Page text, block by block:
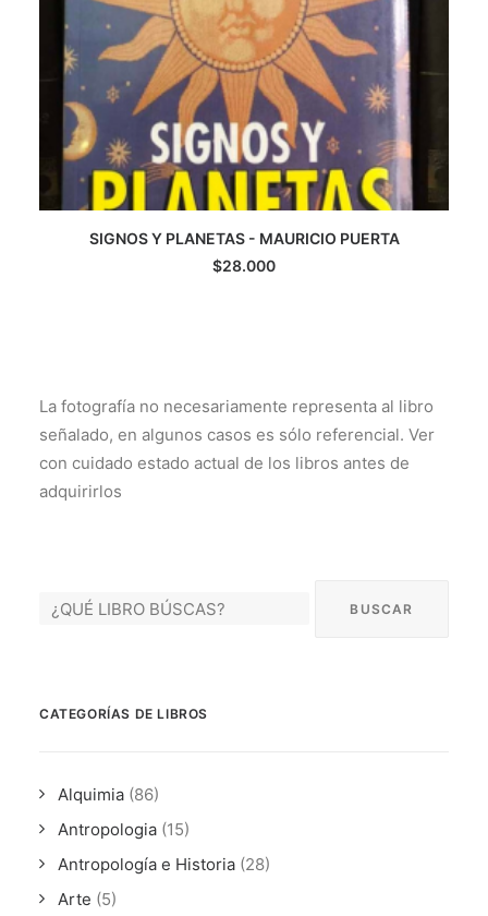
AGREGAR AL CARRITO
SIGNOS Y PLANETAS - MAURICIO PUERTA
$28.000
La fotografía no necesariamente representa al libro
señalado, en algunos casos es sólo referencial. Ver
con cuidado estado actual de los libros antes de
adquirirlos
CATEGORÍAS DE LIBROS
Alquimia (86)
Antropologia (15)
Antropología e Historia (28)
Arte (5)